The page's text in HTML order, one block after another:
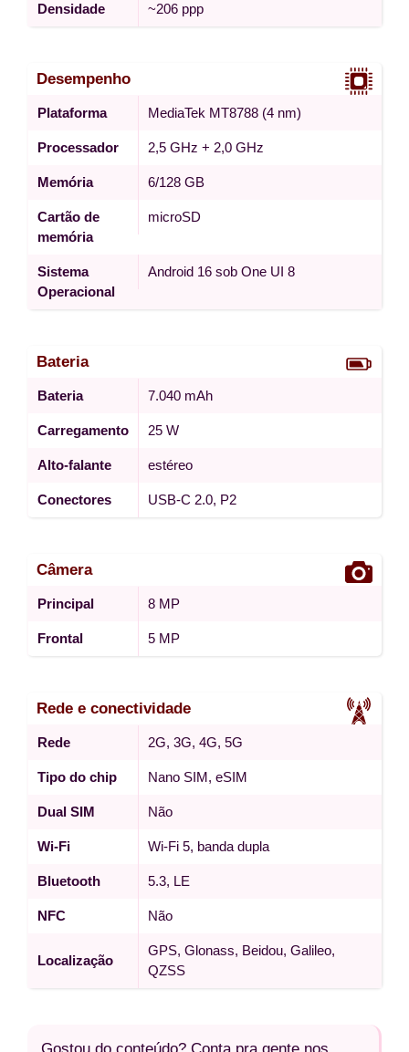
Densidade ~206 ppp
Desempenho
Plataforma MediaTek MT8788 (4 nm)
Processador 2,5 GHz + 2,0 GHz
Memória 6/128 GB
Cartão de
memória
microSD
Sistema
Operacional
Android 16 sob One UI 8
Bateria
Bateria 7.040 mAh
Carregamento 25 W
Alto-falante estéreo
Conectores USB-C 2.0, P2
Câmera
Principal 8 MP
Frontal 5 MP
Rede e conectividade
Rede 2G, 3G, 4G, 5G
Tipo do chip Nano SIM, eSIM
Dual SIM Não
Wi-Fi Wi-Fi 5, banda dupla
Bluetooth 5.3, LE
NFC Não
Localização
GPS, Glonass, Beidou, Galileo,
QZSS